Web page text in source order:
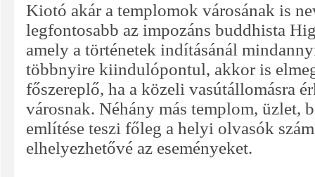
Kiotó akár a templomok városának is
legfontosabb az impozáns buddhista
amely a történetek indításánál
többnyire kiindulópontul, akkor is
főszereplő, ha a közeli vasútállomásra
városnak. Néhány más templom, üzlet,
említése teszi főleg a helyi olvasók
elhelyezhetővé az eseményeket.